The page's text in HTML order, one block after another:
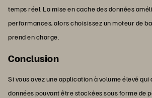
temps réel. La mise en cache des données
performances, alors choisissez un moteur de
prend en charge.
Conclusion
Si vous avez une application à volume élevé qui
données pouvant être stockées sous forme de